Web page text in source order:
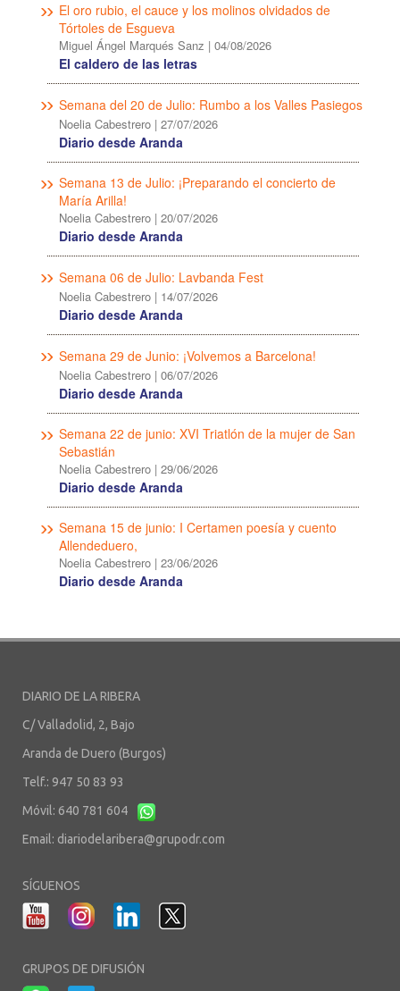
El oro rubio, el cauce y los molinos olvidados de
Tórtoles de Esgueva
Miguel Ángel Marqués Sanz | 04/08/2026
El caldero de las letras
Semana del 20 de Julio: Rumbo a los Valles Pasiegos
Noelia Cabestrero | 27/07/2026
Diario desde Aranda
Semana 13 de Julio: ¡Preparando el concierto de
María Arilla!
Noelia Cabestrero | 20/07/2026
Diario desde Aranda
Semana 06 de Julio: Lavbanda Fest
Noelia Cabestrero | 14/07/2026
Diario desde Aranda
Semana 29 de Junio: ¡Volvemos a Barcelona!
Noelia Cabestrero | 06/07/2026
Diario desde Aranda
Semana 22 de junio: XVI Triatlón de la mujer de San
Sebastián
Noelia Cabestrero | 29/06/2026
Diario desde Aranda
Semana 15 de junio: I Certamen poesía y cuento
Allendeduero,
Noelia Cabestrero | 23/06/2026
Diario desde Aranda
DIARIO DE LA RIBERA
C/ Valladolid, 2, Bajo
Aranda de Duero (Burgos)
Telf.: 947 50 83 93
Móvil: 640 781 604
Email: diariodelaribera@grupodr.com
SÍGUENOS
GRUPOS DE DIFUSIÓN